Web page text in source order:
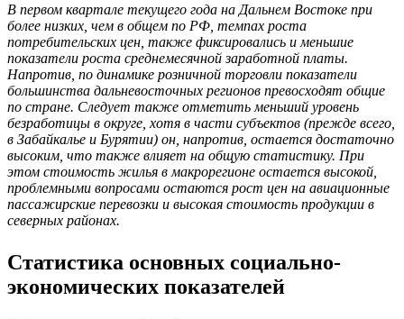
В первом квартале текущего года на Дальнем Востоке при
более низких, чем в общем по РФ, темпах роста
потребительских цен, также фиксировались и меньшие
показатели роста среднемесячной заработной платы.
Напротив, по динамике розничной торговли показатели
большинства дальневосточных регионов превосходят общие
по стране. Следует также отметить меньший уровень
безработицы в округе, хотя в части субъектов (прежде всего,
в Забайкалье и Бурятии) он, напротив, остается достаточно
высоким, что также влияет на общую статистику. При
этом стоимость жилья в макрорегионе остается высокой,
проблемными вопросами остаются рост цен на авиационные
пассажирские перевозки и высокая стоимость продукции в
северных районах.
Статистика основных социально-
экономических показателей